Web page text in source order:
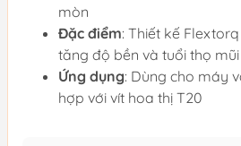
mòn
Đặc điểm: Thiết kế
tăng độ bền và tuổi thọ mũi
Ứng dụng: Dùng cho máy
hợp với vít hoa thị T20